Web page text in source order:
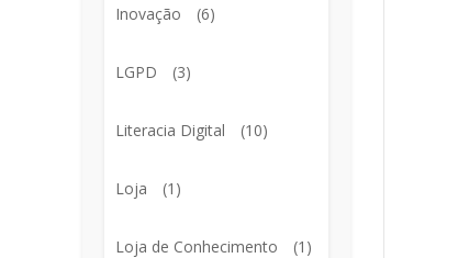
Inovação (6)
LGPD (3)
Literacia Digital (10)
Loja (1)
Loja de Conhecimento (1)